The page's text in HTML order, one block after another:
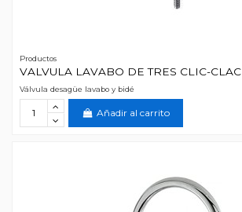
Productos
VALVULA LAVABO DE TRES CLIC-CLAC
Válvula desagüe lavabo y bidé
Añadir al carrito